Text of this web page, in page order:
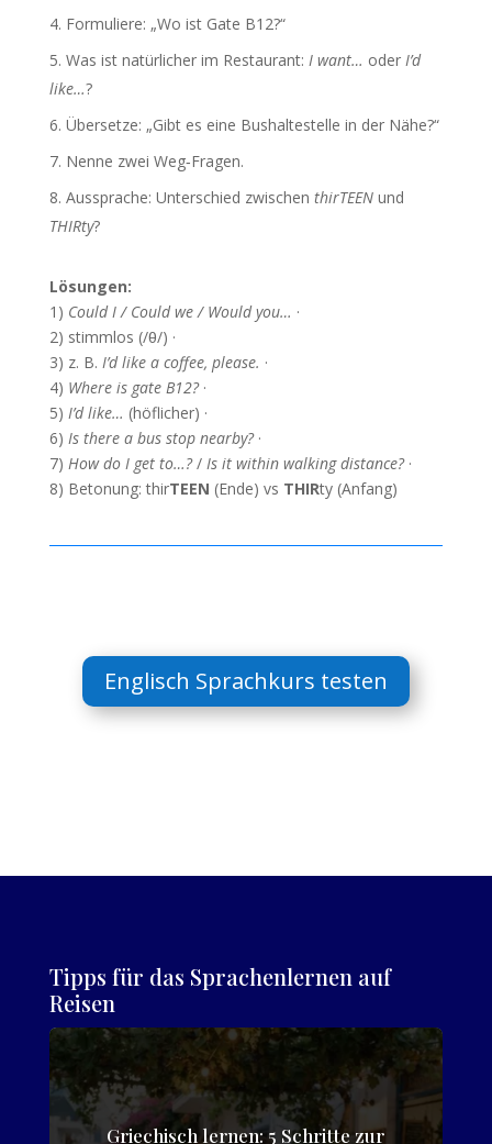
Formuliere: „Wo ist Gate B12?“
Was ist natürlicher im Restaurant: I want… oder I’d
like…?
Übersetze: „Gibt es eine Bushaltestelle in der Nähe?“
Nenne zwei Weg‑Fragen.
Aussprache: Unterschied zwischen thirTEENund
THIRty?
Lösungen:
1) Could I / Could we / Would you… ·
2) stimmlos (/θ/) ·
3) z. B. I’d like a coffee, please. ·
4) Where is gate B12?·
5) I’d like… (höflicher) ·
6) Is there a bus stop nearby?·
7) How do I get to…?/ Is it within walking distance?·
8) Betonung: thirTEEN (Ende) vs THIRty (Anfang)
Englisch Sprachkurs testen
Tipps für das Sprachenlernen auf
Reisen
Griechisch lernen: 5 Schritte zur